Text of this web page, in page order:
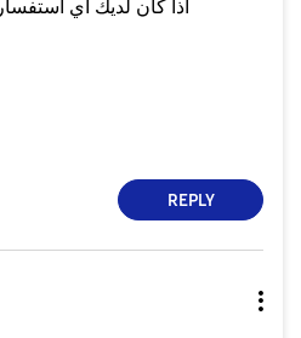
اذا كان لديك أي
REPLY